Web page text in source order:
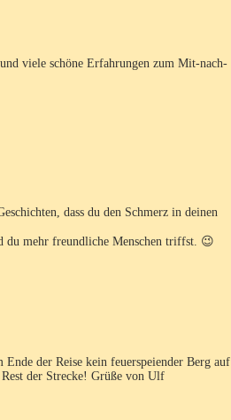
viele schöne Erfahrungen zum Mit-nach-
dass du den Schmerz in deinen
du mehr freundliche Menschen triffst. 😉
der Reise kein feuerspeiender Berg auf
der Strecke! Grüße von Ulf